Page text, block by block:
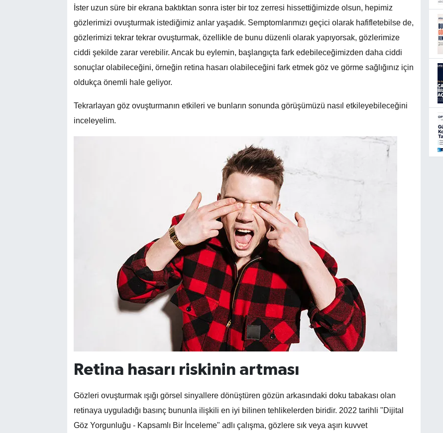
İster uzun süre bir ekrana baktıktan sonra ister bir toz zerresi hissettiğimizde olsun, hepimiz
gözlerimizi ovuşturmak istediğimiz anlar yaşadık. Semptomlarımızı geçici olarak hafifletebilse de,
gözlerimizi tekrar tekrar ovuşturmak, özellikle de bunu düzenli olarak yapıyorsak, gözlerimize
ciddi şekilde zarar verebilir. Ancak bu eylemin, başlangıçta fark edebileceğimizden daha ciddi
sonuçlar olabileceğini, örneğin retina hasarı olabileceğini fark etmek göz ve görme sağlığınız için
oldukça önemli hale geliyor.
Tekrarlayan göz ovuşturmanın etkileri ve bunların sonunda görüşümüzü nasıl etkileyebileceğini
inceleyelim.
Retina hasarı riskinin artması
Gözleri ovuşturmak ışığı görsel sinyallere dönüştüren gözün arkasındaki doku tabakası olan
retinaya uyguladığı basınç bununla ilişkili en iyi bilinen tehlikelerden biridir. 2022 tarihli "Dijital
Göz Yorgunluğu - Kapsamlı Bir İnceleme" adlı çalışma, gözlere sık veya aşırı kuvvet